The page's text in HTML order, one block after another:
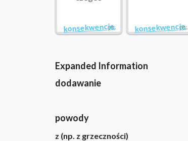
0%
konsekwencje 0%
konsekwencje
Expanded Information
dodawanie
powody
z (np. z grzeczności)